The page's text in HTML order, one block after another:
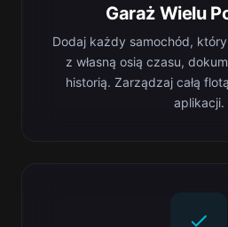
Garaż Wielu
Dodaj każdy samochód,
z własną osią czasu,
historią. Zarządzaj całą
aplikacji.